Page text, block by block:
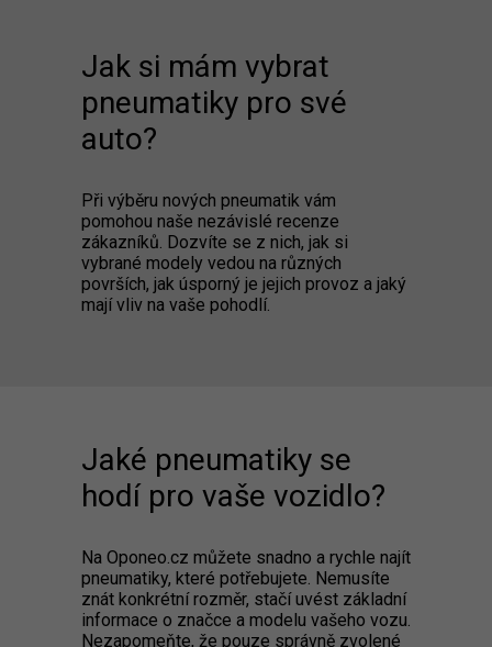
Jak si mám vybrat
pneumatiky pro své
auto?
Při výběru nových pneumatik vám
pomohou naše nezávislé recenze
zákazníků. Dozvíte se z nich, jak si
vybrané modely vedou na různých
površích, jak úsporný je jejich provoz a jaký
mají vliv na vaše pohodlí.
Jaké pneumatiky se
hodí pro vaše vozidlo?
Na Oponeo.cz můžete snadno a rychle najít
pneumatiky, které potřebujete. Nemusíte
znát konkrétní rozměr, stačí uvést základní
informace o značce a modelu vašeho vozu.
Nezapomeňte, že pouze správně zvolené